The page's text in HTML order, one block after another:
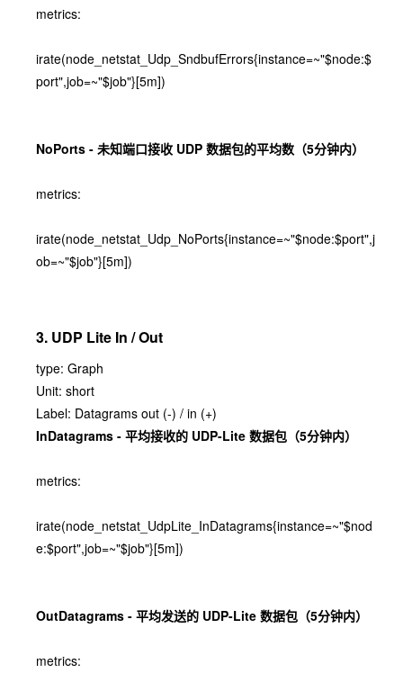
metrics:
irate(node_netstat_Udp_SndbufErrors{instance=~"$node:$
port",job=~"$job"}[5m])
NoPorts - 未知端口接收 UDP 数据包的平均数（5分钟内）
metrics:
irate(node_netstat_Udp_NoPorts{instance=~"$node:$port",j
ob=~"$job"}[5m])
3. UDP Lite In / Out
type: Graph
Unit: short
Label: Datagrams out (-) / in (+)
InDatagrams - 平均接收的 UDP-Lite 数据包（5分钟内）
metrics:
irate(node_netstat_UdpLite_InDatagrams{instance=~"$nod
e:$port",job=~"$job"}[5m])
OutDatagrams - 平均发送的 UDP-Lite 数据包（5分钟内）
metrics: